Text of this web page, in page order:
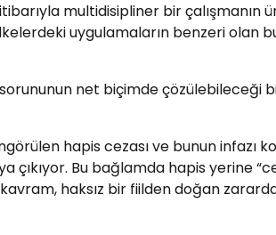
multidisipliner bir
uygulamaların benzeri olan
net biçimde çözülebileceği
hapis cezası ve bunun infazı
Bu bağlamda hapis yerine
haksız bir fiilden doğan